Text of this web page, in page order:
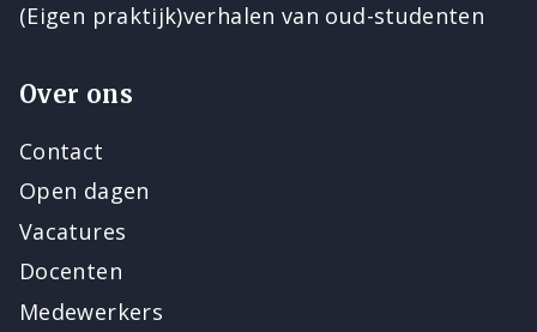
(Eigen praktijk)verhalen van oud-studenten
Over ons
Contact
Open dagen
Vacatures
Docenten
Medewerkers